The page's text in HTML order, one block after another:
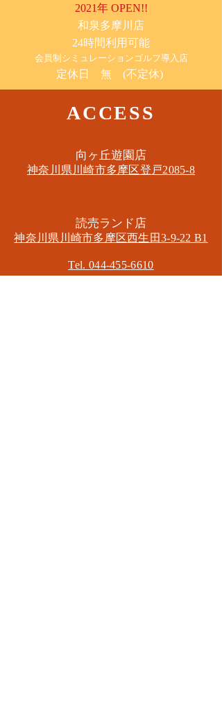
2021年 OPEN!!
​和泉多摩川店
24時間利用可能
​会員制シミュレーションゴルフ導入店
定休日 無 (不定休)
ACCESS
​向ヶ丘遊園店
神奈川県川崎市多摩区​登戸2085-8
​読売ランド店
神奈川県川崎市多摩区​西生田3-9-22 B1
Tel. 044-455-6610